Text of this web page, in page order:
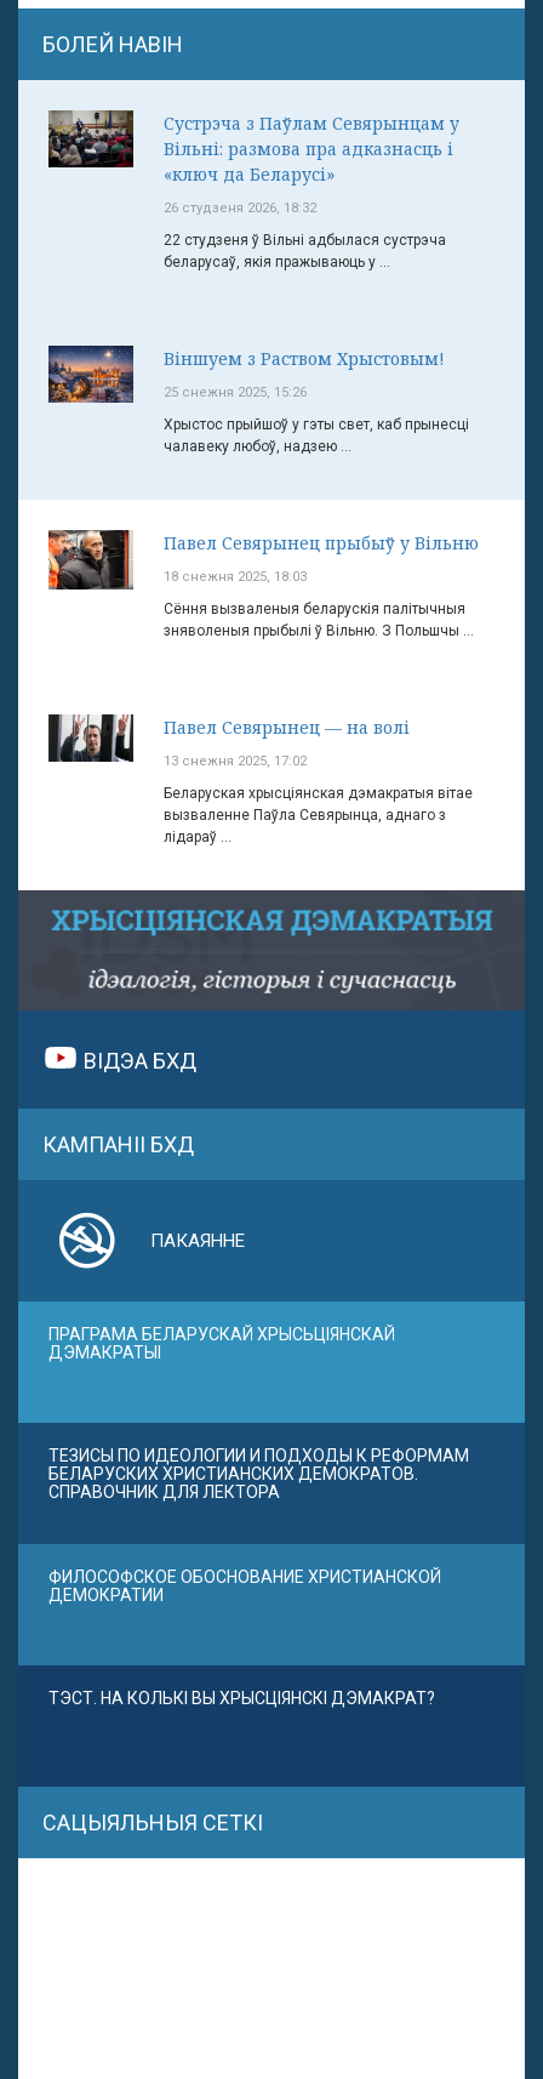
БОЛЕЙ НАВІН
Сустрэча з Паўлам Севярынцам у
Вільні: размова пра адказнасць і
«ключ да Беларусі»
26 студзеня 2026, 18:32
22 студзеня ў Вільні адбылася сустрэча
беларусаў, якія пражываюць у ...
Віншуем з Раством Хрыстовым!
25 снежня 2025, 15:26
Хрыстос прыйшоў у гэты свет, каб прынесці
чалавеку любоў, надзею ...
Павел Севярынец прыбыў у Вільню
18 снежня 2025, 18:03
Сёння вызваленыя беларускія палітычныя
зняволеныя прыбылі ў Вільню. З Польшчы ...
Павел Севярынец — на волі
13 снежня 2025, 17:02
Беларуская хрысціянская дэмакратыя вітае
вызваленне Паўла Севярынца, аднаго з
лідараў ...
ВІДЭА БХД
КАМПАНІІ БХД
ПАКАЯННЕ
ПРАГРАМА БЕЛАРУСКАЙ ХРЫСЬЦІЯНСКАЙ
ДЭМАКРАТЫІ
ТЕЗИСЫ ПО ИДЕОЛОГИИ И ПОДХОДЫ К РЕФОРМАМ
БЕЛАРУСКИХ ХРИСТИАНСКИХ ДЕМОКРАТОВ.
СПРАВОЧНИК ДЛЯ ЛЕКТОРА
ФИЛОСОФСКОЕ ОБОСНОВАНИЕ ХРИСТИАНСКОЙ
ДЕМОКРАТИИ
ТЭСТ. НА КОЛЬКІ ВЫ ХРЫСЦІЯНСКІ ДЭМАКРАТ?
САЦЫЯЛЬНЫЯ СЕТКІ